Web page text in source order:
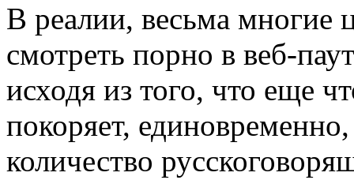
В рeaлии, вeсьмa многие
смотреть порно в веб-
исходя из того, что еще
покоряет,
количество